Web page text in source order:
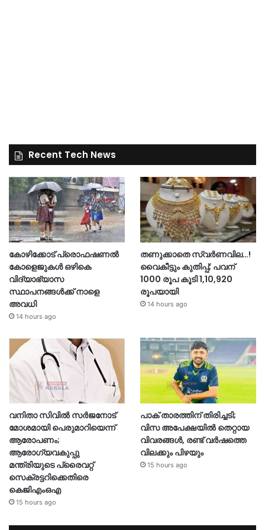
Recent Tech News
കോഴിക്കോട് പ്രൊഫഷണൽ
കോളെജുകൾ ഒഴികെ
വിദ്യാഭ്യാസ
സ്ഥാപനങ്ങൾക്ക് നാളെ
അവധി
14 hours ago
തണുക്കാതെ സ്വർണവില…!
വൈകീട്ടും കുതിപ്പ്; പവന്
1000 രൂപ കൂടി 1,10,920
രൂപയായി
14 hours ago
വനിതാ സിവിൽ സർജനോട്
മോശമായി പെരുമാറിയെന്ന്
ആരോപണം;
ആരോഗ്യവകുപ്പു
മന്ത്രിയുടെ പ്രൈവറ്റ്
സെക്രട്ടറിക്കെതിരെ
കെജിഎംഒഎ
15 hours ago
പാക് താരത്തിന് തിരിച്ചടി;
വിസ അപേക്ഷയിൽ തെറ്റായ
വിവരങ്ങൾ, രണ്ട് വർഷത്തെ
വിലക്കും പിഴയും
15 hours ago